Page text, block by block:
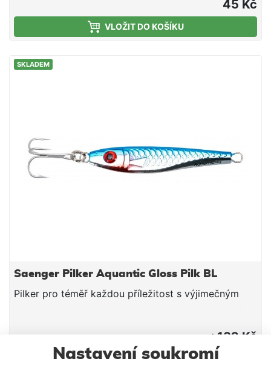
Nastavení soukromí
Přírodní peří/krystalový vlas Cílová ryba: makrela,
treska, merlan Háček #2/0, délka 130 cm, vlasec
45 Kč
VLOŽIT DO KOŠÍKU
SKLADEM
Saenger Pilker Aquantic Gloss Pilk BL
Pilker pro téměř každou příležitost s výjimečným
od 132 Kč
DETAIL PRODUKTU